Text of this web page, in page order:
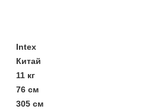
Intex
Китай
11 кг
76 см
305 см